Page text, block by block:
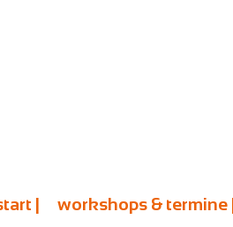
| workshops & termine